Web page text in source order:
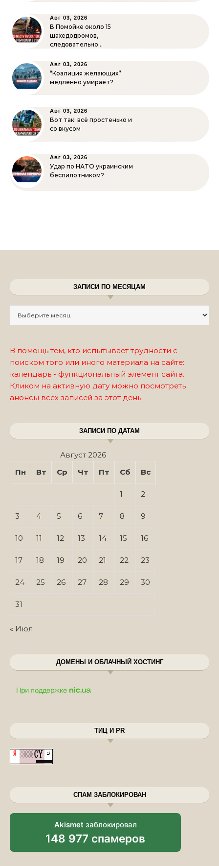
Авг 03, 2026
В Помойке около 15
шахедодромов,
следовательно…
Авг 03, 2026
“Коалиция желающих”
медленно умирает?
Авг 03, 2026
Вот так: всё простенько и
со вкусом
Авг 03, 2026
Удар по НАТО украинским
беспилотником?
ЗАПИСИ ПО МЕСЯЦАМ
В помощь тем, кто испытывает трудности с
поиском того или иного материала на сайте:
календарь - функциональный элемент сайта.
Кликом на активную дату можно посмотреть
анонсы всех записей за этот день.
ЗАПИСИ ПО ДАТАМ
Август 2026
Пн
Вт Ср Чт Пт Сб Вс
1 2
3 4 5 6 7 8 9
10 11 12 13 14 15 16
17 18 19 20 21 22 23
24 25 26 27 28 29 30
31
« Июл
ДОМЕНЫ И ОБЛАЧНЫЙ ХОСТИНГ
ТИЦ И PR
СПАМ ЗАБЛОКИРОВАН
Akismet заблокировал
148 977 спамеров